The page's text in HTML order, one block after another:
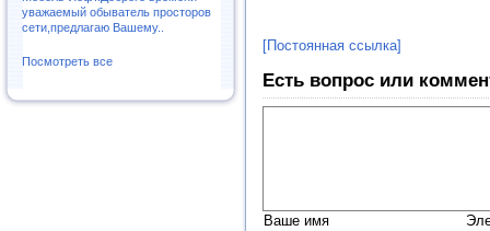
уважаемый обыватель просторов
сети,предлагаю Вашему..
Посмотреть все
[Постоянная ссылка]
Есть вопрос или
Ваше имя